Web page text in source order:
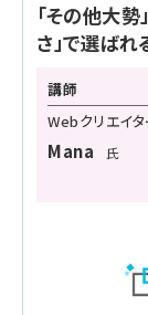
「その他大
さ」で選ば
講師
Webクリエイ
Mana 氏